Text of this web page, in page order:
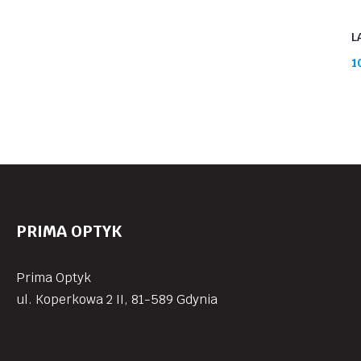
PRIMA OPTYK
Prima Optyk
ul. Koperkowa 2 II, 81-589 Gdynia